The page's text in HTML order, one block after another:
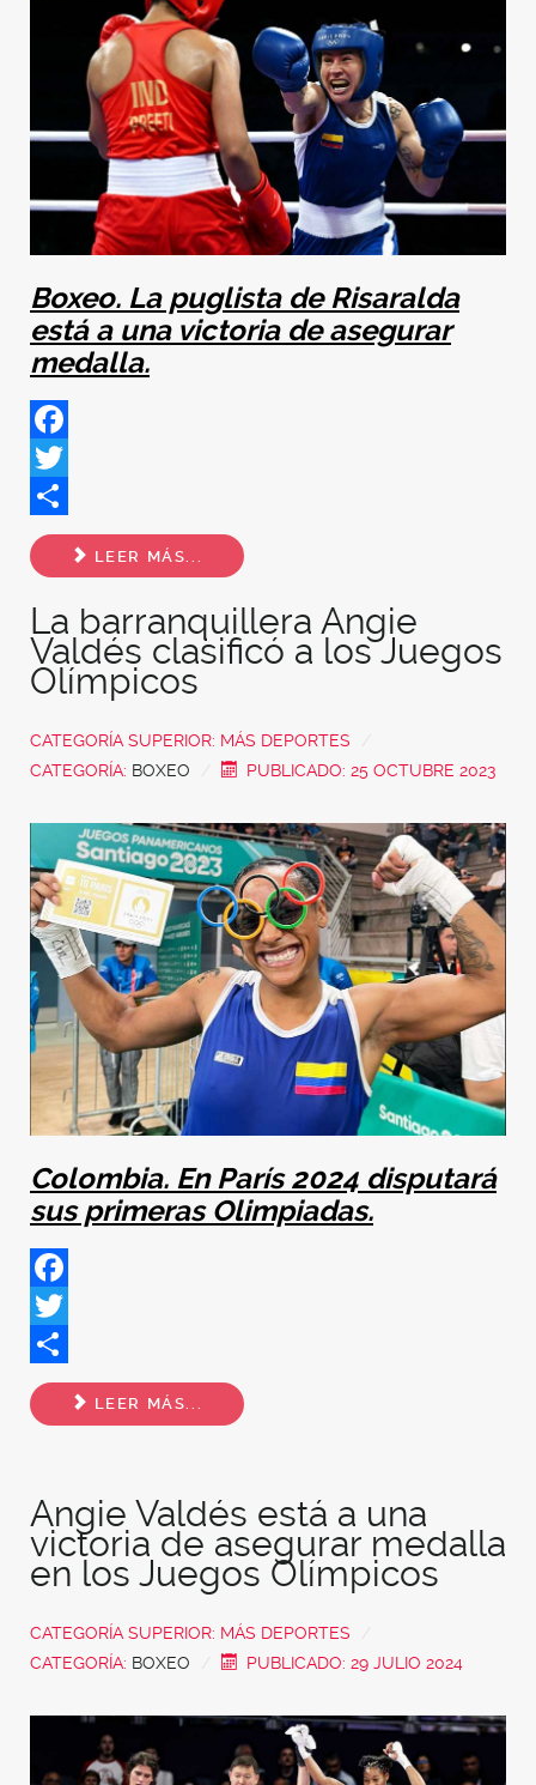
Boxeo. La puglista de Risaralda
está a una victoria de asegurar
medalla.
Facebook
Twitter
Share
LEER MÁS...
La barranquillera Angie
Valdés clasificó a los Juegos
Olímpicos
CATEGORÍA SUPERIOR: MÁS DEPORTES
CATEGORÍA: BOXEO PUBLICADO: 25 OCTUBRE 2023
Colombia. En París 2024 disputará
sus primeras Olimpiadas.
Facebook
Twitter
Share
LEER MÁS...
Angie Valdés está a una
victoria de asegurar medalla
en los Juegos Olímpicos
CATEGORÍA SUPERIOR: MÁS DEPORTES
CATEGORÍA: BOXEO PUBLICADO: 29 JULIO 2024